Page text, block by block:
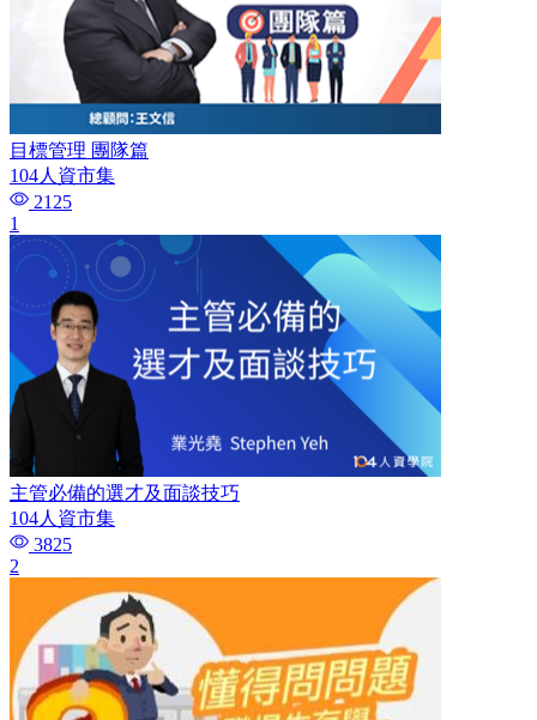
目標管理 團隊篇
104人資市集
2125
1
主管必備的選才及面談技巧​
104人資市集
3825
2